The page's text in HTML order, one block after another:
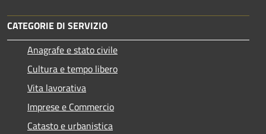
CATEGORIE DI SERVIZIO
Anagrafe e stato civile
Cultura e tempo libero
Vita lavorativa
Imprese e Commercio
Catasto e urbanistica